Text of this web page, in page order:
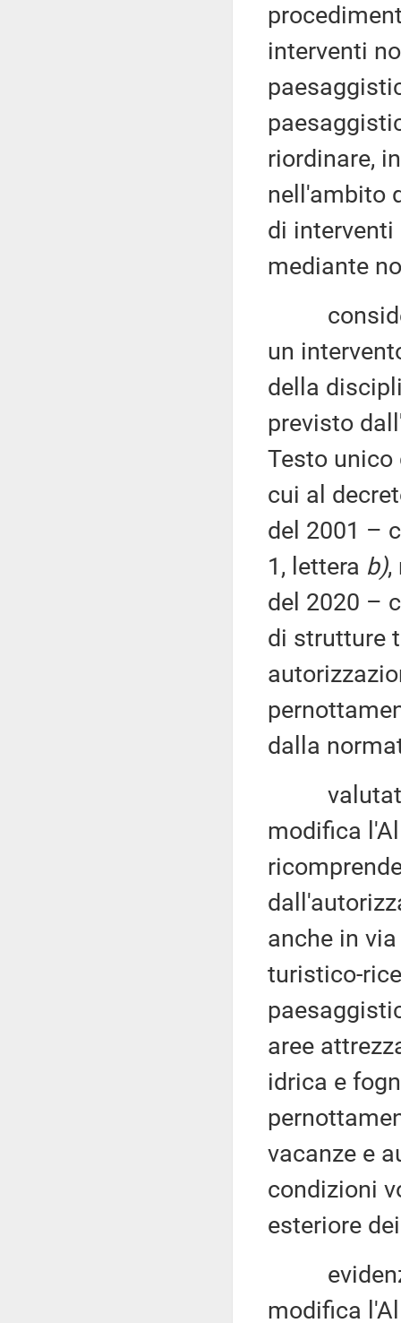
interventi
riordinare,
nell'ambito
di
mediante
un
della
previsto
Testo
cui al
del 2001 –
1, lettera b),
del 2020 –
di strutture
dalla
valutato
modifica
anche in
turistico-
aree
idrica e
vacanze e
condizioni
esteriore
modifica